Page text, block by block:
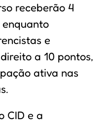
receberão 4
e
a 10 pontos,
ativa nas
CID e a